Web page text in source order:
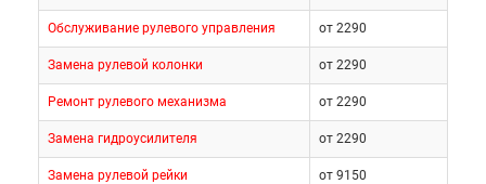
Обслуживание рулевого управления от 2290
Замена рулевой колонки от 2290
Ремонт рулевого механизма от 2290
Замена гидроусилителя от 2290
Замена рулевой рейки от 9150